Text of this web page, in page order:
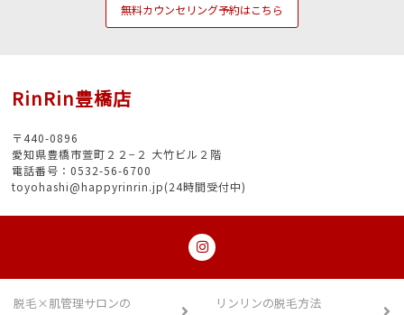
無料カウンセリング予約はこちら
RinRin豊橋店
〒440-0896
愛知県豊橋市萱町２２−２ 大竹ビル２階
電話番号：0532-56-6700
toyohashi@happyrinrin.jp(24時間受付中)
脱毛×肌管理サロンの
リンリンの脱毛方法